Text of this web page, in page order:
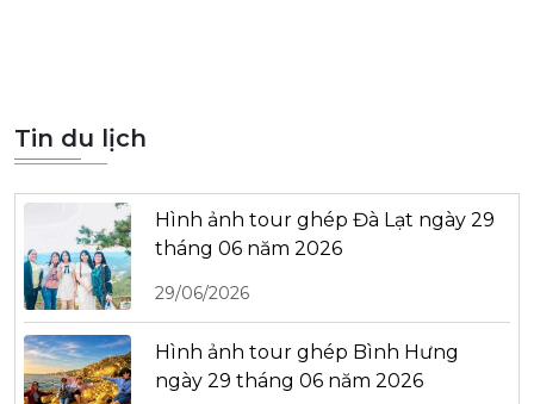
Tin du lịch
Hình ảnh tour ghép Đà Lạt ngày 29
tháng 06 năm 2026
29/06/2026
Hình ảnh tour ghép Bình Hưng
ngày 29 tháng 06 năm 2026